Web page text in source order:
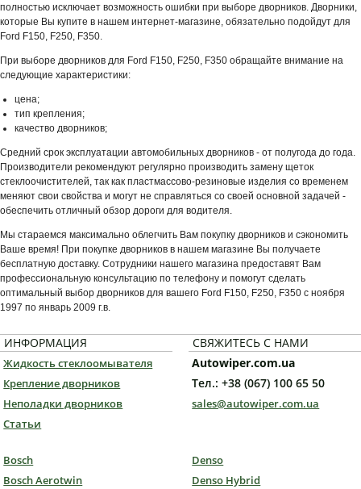
полностью исключает возможность ошибки при выборе дворников. Дворники,
которые Вы купите в нашем интернет-магазине, обязательно подойдут для
Ford F150, F250, F350.
При выборе дворников для Ford F150, F250, F350 обращайте внимание на
следующие характеристики:
цена;
тип крепления;
качество дворников;
Средний срок эксплуатации автомобильных дворников - от полугода до года.
Производители рекомендуют регулярно производить замену щеток
стеклоочистителей, так как пластмассово-резиновые изделия со временем
меняют свои свойства и могут не справляться со своей основной задачей -
обеспечить отличный обзор дороги для водителя.
Мы стараемся максимально облегчить Вам покупку дворников и сэкономить
Ваше время! При покупке дворников в нашем магазине Вы получаете
бесплатную доставку. Сотрудники нашего магазина предоставят Вам
профессиональную консультацию по телефону и помогут сделать
оптимальный выбор дворников для вашего Ford F150, F250, F350 с ноября
1997 по январь 2009 г.в.
ИНФОРМАЦИЯ
Жидкость стеклоомывателя
Крепление дворников
Неполадки дворников
Статьи
СВЯЖИТЕСЬ С НАМИ
Autowiper.com.ua
Тел.: +38 (067) 100 65 50
sales@autowiper.com.ua
Bosch
Bosch Aerotwin
Denso
Denso Hybrid